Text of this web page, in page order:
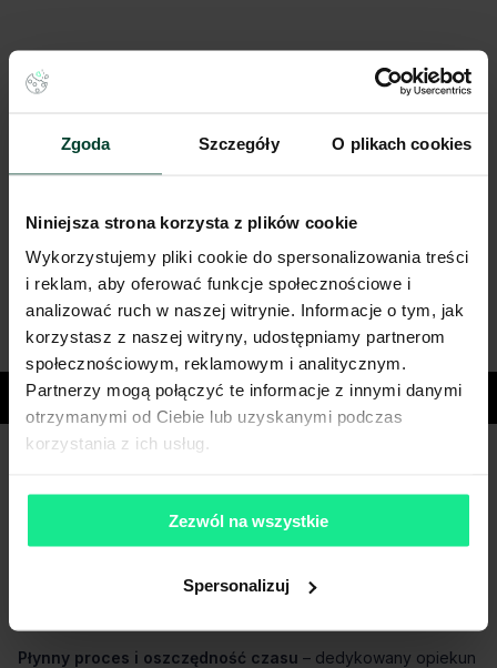
Zgoda Szczegóły O plikach cookies
Niniejsza strona korzysta z plików cookie
Wykorzystujemy pliki cookie do spersonalizowania treści
i reklam, aby oferować funkcje społecznościowe i
analizować ruch w naszej witrynie. Informacje o tym, jak
korzystasz z naszej witryny, udostępniamy partnerom
społecznościowym, reklamowym i analitycznym.
Partnerzy mogą połączyć te informacje z innymi danymi
otrzymanymi od Ciebie lub uzyskanymi podczas
korzystania z ich usług.
Zezwól na wszystkie
Spersonalizuj
Miasta
Opowiedz nam o swoich potrzebach, a my pomożemy Ci
wybrać biuro dopasowane do Twojej firmy.
Płynny proces i oszczędność czasu – dedykowany opiekun